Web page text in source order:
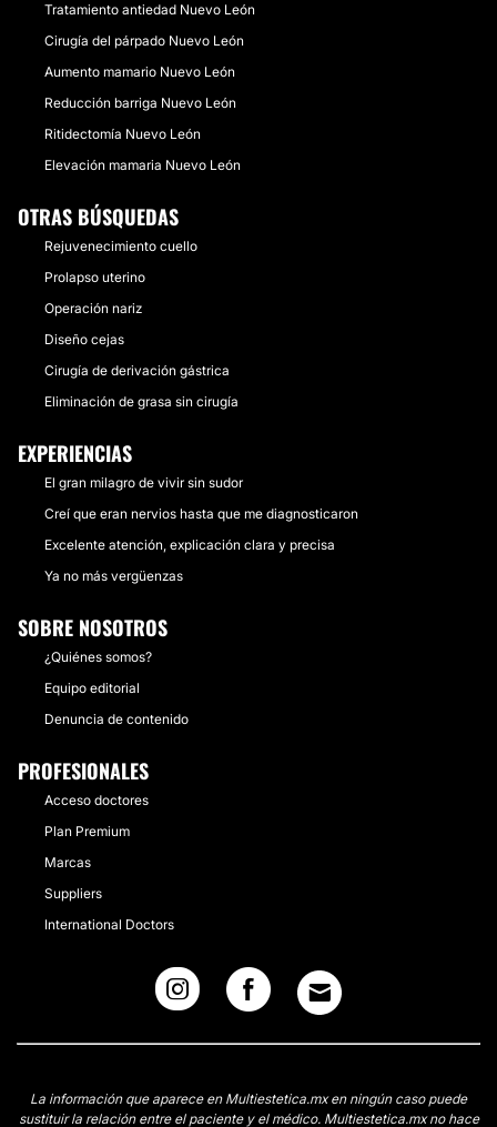
Tratamiento antiedad Nuevo León
Cirugía del párpado Nuevo León
Aumento mamario Nuevo León
Reducción barriga Nuevo León
Ritidectomía Nuevo León
Elevación mamaria Nuevo León
OTRAS BÚSQUEDAS
Rejuvenecimiento cuello
Prolapso uterino
Operación nariz
Diseño cejas
Cirugía de derivación gástrica
Eliminación de grasa sin cirugía
EXPERIENCIAS
El gran milagro de vivir sin sudor
Creí que eran nervios hasta que me diagnosticaron
Excelente atención, explicación clara y precisa
Ya no más vergüenzas
SOBRE NOSOTROS
¿Quiénes somos?
Equipo editorial
Denuncia de contenido
PROFESIONALES
Acceso doctores
Plan Premium
Marcas
Suppliers
International Doctors
La información que aparece en Multiestetica.mx en ningún caso puede
sustituir la relación entre el paciente y el médico. Multiestetica.mx no hace